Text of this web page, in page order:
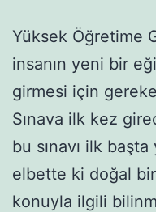
Yüksek Öğretime
insanın yeni bir
girmesi için
Sınava ilk kez
bu sınavı ilk başta
elbette ki doğal
konuyla ilgili